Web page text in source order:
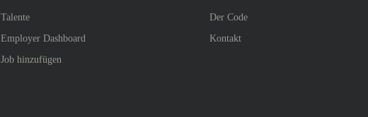
Talente
Employer Dashboard
Job hinzufügen
Der Code
Kontakt